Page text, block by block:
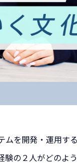
を開発・運用す
の２人がどのよ